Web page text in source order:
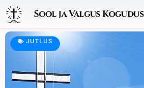
Sool ja Valgus Kogudus
JUTLUS